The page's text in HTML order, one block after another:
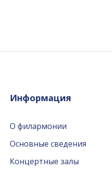
Информация
О филармонии
Основные сведения
Концертные залы